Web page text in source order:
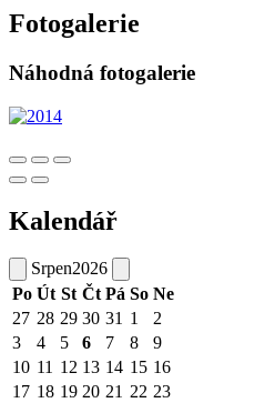
Fotogalerie
Náhodná fotogalerie
Kalendář
Srpen2026
Po Út St Čt Pá So Ne
27 28 29 30 31 1
2
3
4 5 6 7 8
9
10 11 12 13 14 15 16
17 18 19 20 21 22 23